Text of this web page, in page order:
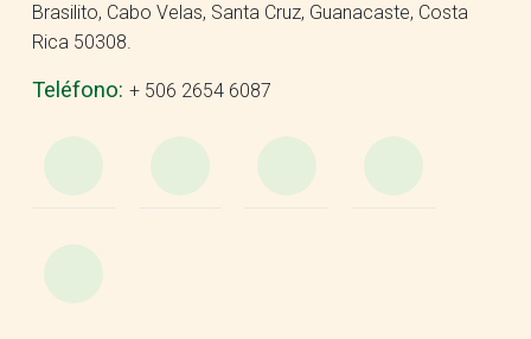
Brasilito, Cabo Velas, Santa Cruz, Guanacaste, Costa
Rica 50308.
Teléfono: + 506 2654 6087
WhatsApp
e-
Mail
Facebook
YouTube